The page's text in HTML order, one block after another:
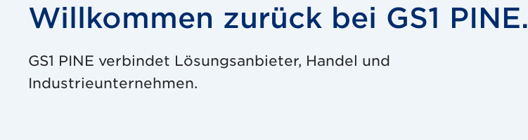
Willkommen zurück bei GS1 PINE.
GS1 PINE verbindet Lösungsanbieter, Handel und
Industrieunternehmen.